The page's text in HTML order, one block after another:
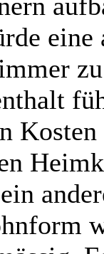
eine